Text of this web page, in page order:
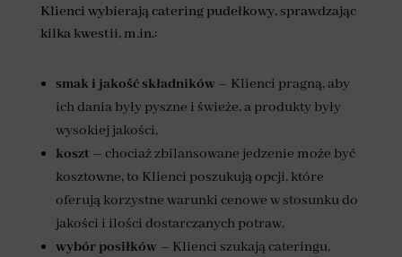
Klienci wybierają catering pudełkowy, sprawdzając
kilka kwestii, m.in.:
smak i jakość składników – Klienci pragną, aby
ich dania były pyszne i świeże, a produkty były
wysokiej jakości,
koszt– chociaż zbilansowane jedzenie może być
kosztowne, to Klienci poszukują opcji, które
oferują korzystne warunki cenowe w stosunku do
jakości i ilości dostarczanych potraw,
wybór posiłków – Klienci szukają cateringu,